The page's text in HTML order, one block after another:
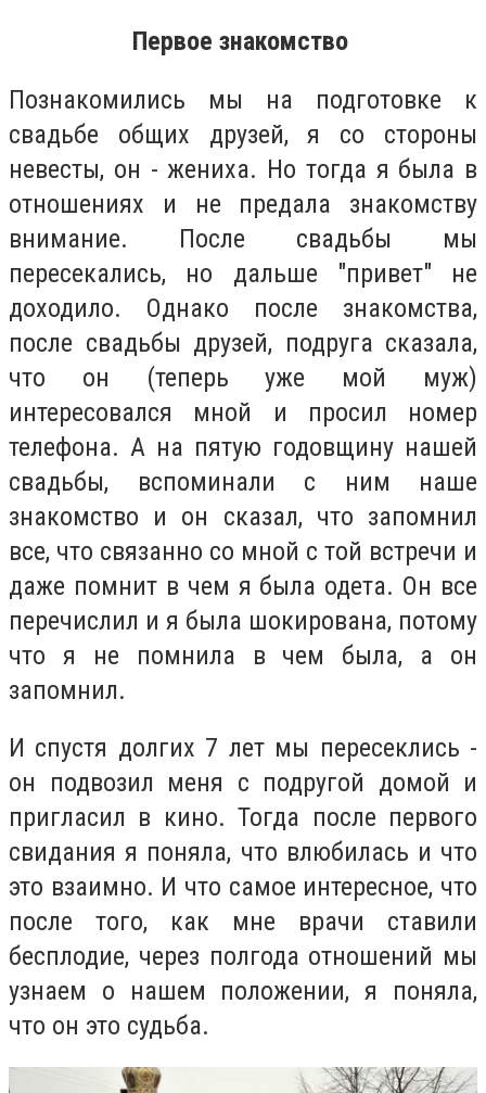
Первое знакомство
Познакомились мы на подготовке к
свадьбе общих друзей, я со стороны
невесты, он - жениха. Но тогда я была в
отношениях и не предала знакомству
внимание. После свадьбы мы
пересекались, но дальше "привет" не
доходило. Однако после знакомства,
после свадьбы друзей, подруга сказала,
что он (теперь уже мой муж)
интересовался мной и просил номер
телефона. А на пятую годовщину нашей
свадьбы, вспоминали с ним наше
знакомство и он сказал, что запомнил
все, что связанно со мной с той встречи и
даже помнит в чем я была одета. Он все
перечислил и я была шокирована, потому
что я не помнила в чем была, а он
запомнил.
И спустя долгих 7 лет мы пересеклись -
он подвозил меня с подругой домой и
пригласил в кино. Тогда после первого
свидания я поняла, что влюбилась и что
это взаимно. И что самое интересное, что
после того, как мне врачи ставили
бесплодие, через полгода отношений мы
узнаем о нашем положении, я поняла,
что он это судьба.